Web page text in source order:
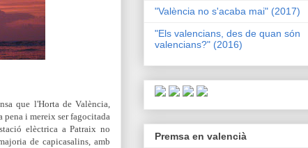
que l'Horta de València,
i mereix ser fagocitada
elèctrica a Patraix no
de capicasalins, amb
"València no s'acaba mai" (2017)
"Els valencians, des de quan són
valencians?" (2016)
Premsa en valencià